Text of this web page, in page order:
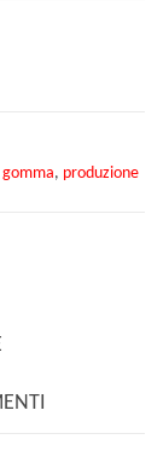
gomma, produzione